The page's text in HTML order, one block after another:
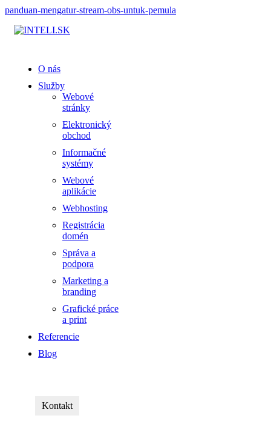
panduan-mengatur-stream-obs-untuk-pemula
O nás
Služby
Webové
stránky
Elektronický
obchod
Informačné
systémy
Webové
aplikácie
Webhosting
Registrácia
domén
Správa a
podpora
Marketing a
branding
Grafické práce
a print
Referencie
Blog
Kontakt